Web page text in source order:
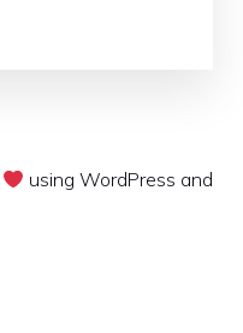
using WordPress and